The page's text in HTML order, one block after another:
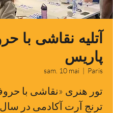
آتلیه نقاشی با
پاریس
sam. 10 mai
  |
Paris
تور هنری «نقاشی با